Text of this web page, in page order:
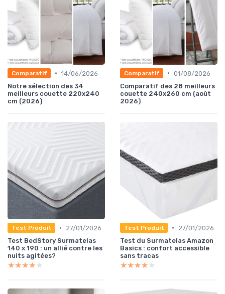
Comparatif • 14/06/2026
Notre sélection des 34
meilleurs couette 220x240
cm (2026)
Comparatif • 01/08/2026
Comparatif des 28 meilleurs
couette 240x260 cm (août
2026)
Test Produit •
27/01/2026
Test BedStory Surmatelas
140 x 190 : un allié contre les
nuits agitées?
★★★★★
★★★★★
Test Produit •
27/01/2026
Test du Surmatelas Amazon
Basics : confort accessible
sans tracas
★★★★★
★★★★★